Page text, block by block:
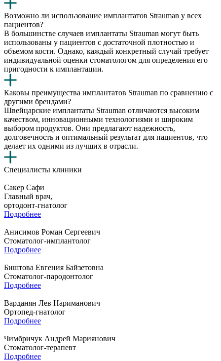
Возможно ли использование имплантатов Strauman у всех
пациентов?
В большинстве случаев имплантаты Strauman могут быть
использованы у пациентов с достаточной плотностью и
объемом кости. Однако, каждый конкретный случай требует
индивидуальной оценки стоматологом для определения его
пригодности к имплантации.
Каковы преимущества имплантатов Strauman по сравнению с
другими брендами?
Швейцарские имплантаты Strauman отличаются высоким
качеством, инновационными технологиями и широким
выбором продуктов. Они предлагают надежность,
долговечность и оптимальный результат для пациентов, что
делает их одними из лучших в отрасли.
Специалисты клиники
Сакер Сафи
Главный врач,
ортодонт-гнатолог
Подробнее
Анисимов Роман Сергеевич
Стоматолог-имплантолог
Подробнее
Биштова Евгения Байзетовна
Стоматолог-пародонтолог
Подробнее
Варданян Лев Нариманович
Ортопед-гнатолог
Подробнее
Чимбричук Андрей Мариянович
Стоматолог-терапевт
Подробнее